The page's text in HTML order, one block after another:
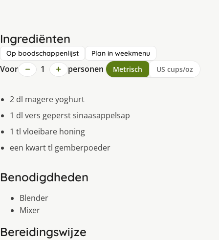
Ingrediënten
Op boodschappenlijst Plan in weekmenu
Voor − 1 + personen Metrisch US cups/oz
2 dl magere yoghurt
1 dl vers geperst sinaasappelsap
1 tl vloeibare honing
een kwart tl gemberpoeder
Benodigdheden
Blender
Mixer
Bereidingswijze